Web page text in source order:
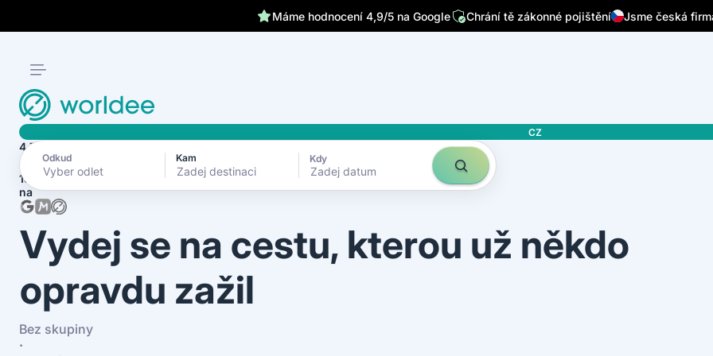
Máme hodnocení 4,9/5 na Google Chrání tě zákonné pojištění Jsme česká
CZ
Odkud Kam Kdy
Zadej datum
4.7
1870+ recenzí
na
Vydej se na cestu, kterou už někdo
opravdu zažil
Bez skupiny
·